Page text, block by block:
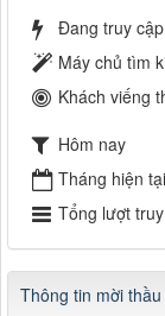
Đang truy cập
Máy chủ tìm
Khách viếng
Hôm nay
Tháng hiện tại
Tổng lượt
Thông tin mời thầu